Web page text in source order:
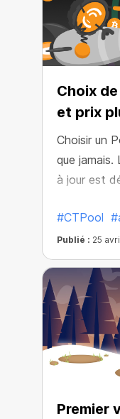
Choix
et prix
Choisir un
que jamais.
à jour est
meilleures
#CTPool
Publié : 25
Premier